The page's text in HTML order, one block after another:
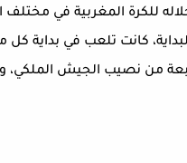
للكرة المغربية في مختلف
كانت تلعب في بداية
قد لعبت منها 5 نسخ كانت أربعة من نصيب